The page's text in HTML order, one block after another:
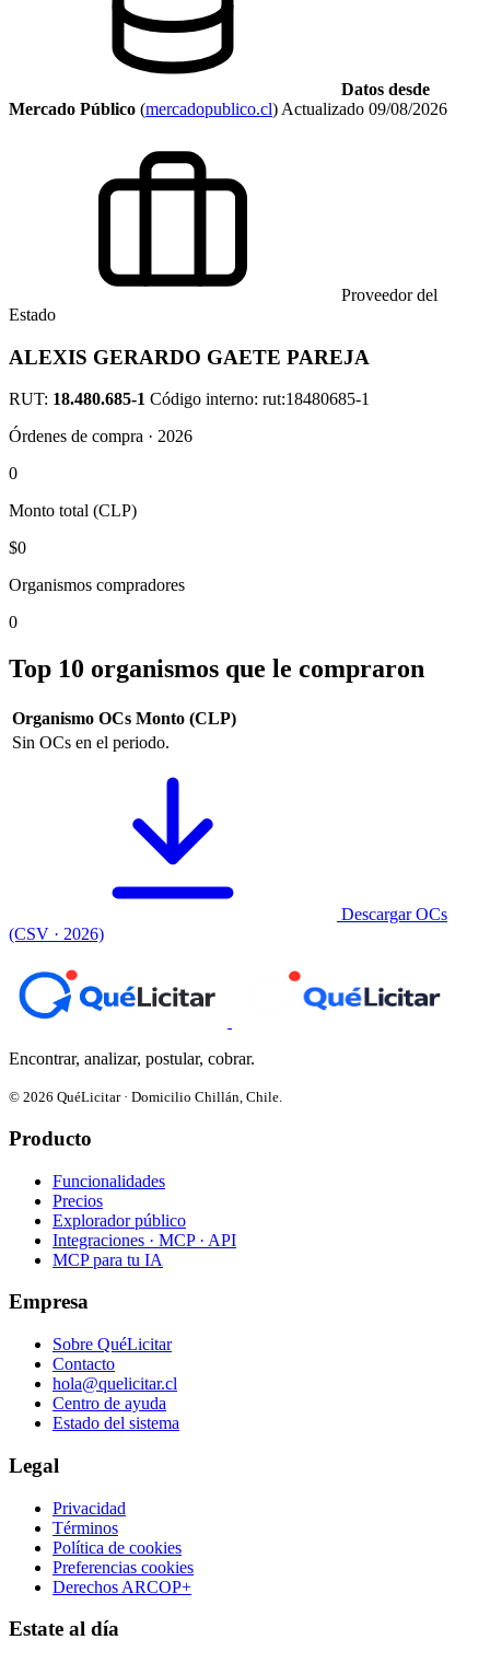
Datos desde
Mercado Público (mercadopublico.cl) Actualizado 09/08/2026
Proveedor del
Estado
ALEXIS GERARDO GAETE PAREJA
RUT: 18.480.685-1 Código interno: rut:18480685-1
Órdenes de compra · 2026
0
Monto total (CLP)
$0
Organismos compradores
0
Top 10 organismos que le compraron
Organismo OCs Monto (CLP)
Sin OCs en el periodo.
Descargar OCs
(CSV · 2026)
Encontrar, analizar, postular, cobrar.
© 2026 QuéLicitar · Domicilio Chillán, Chile.
Producto
Funcionalidades
Precios
Explorador público
Integraciones · MCP · API
MCP para tu IA
Empresa
Sobre QuéLicitar
Contacto
hola@quelicitar.cl
Centro de ayuda
Estado del sistema
Legal
Privacidad
Términos
Política de cookies
Preferencias cookies
Derechos ARCOP+
Estate al día